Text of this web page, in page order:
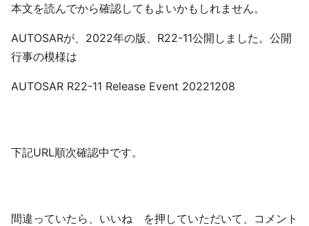
本文を読んでから確認してもよいかもしれません。
AUTOSARが、2022年の版、R22-11公開しました。公開
行事の模様は
AUTOSAR R22-11 Release Event 20221208
下記URL順次確認中です。
間違っていたら、いいね を押していただいて、コメント